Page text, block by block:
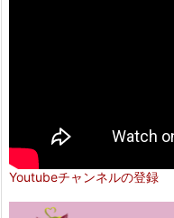
Youtubeチャンネルの登録